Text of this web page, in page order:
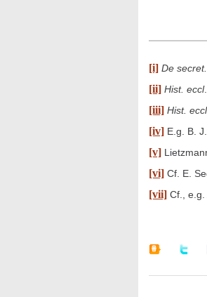
[i] De
[ii] Hist. eccl
[iii] Hist. eccl
[iv] E.g. B.
[v]
[vi] Cf. E.
[vii] Cf., e.g.